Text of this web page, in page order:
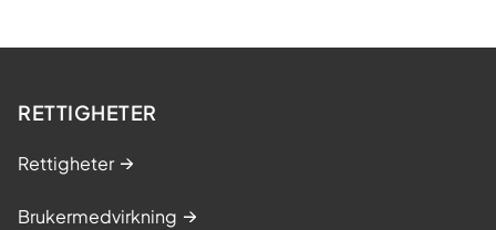
RETTIGHETER
Rettigheter
Brukermedvirkning